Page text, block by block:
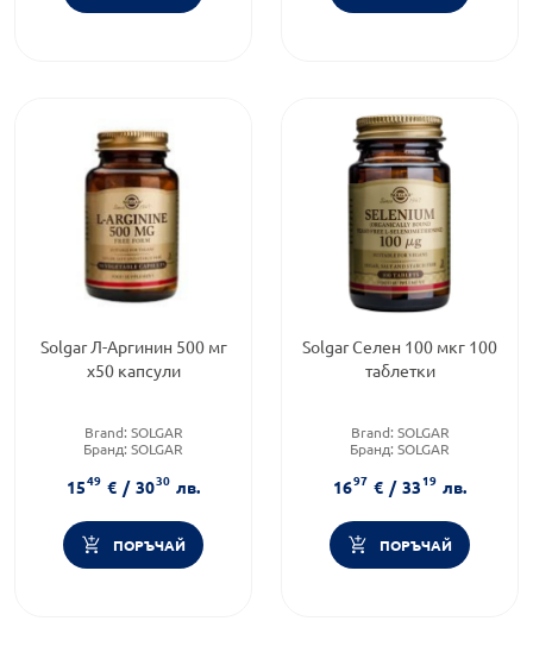
Solgar Л-Аргинин 500 мг
х50 капсули
Brand: SOLGAR
Бранд: SOLGAR
1549 € / 3030 лв.
ПОРЪЧАЙ
Solgar Селен 100 мкг 100
таблетки
Brand: SOLGAR
Бранд: SOLGAR
1697 € / 3319 лв.
ПОРЪЧАЙ